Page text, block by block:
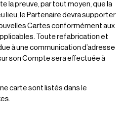
la preuve, par tout moyen, que la
lieu, le Partenaire devra supporter
Cartes conformément aux
Toute refabrication et
à une communication d’adresse
son Compte sera effectuée à
carte sont listés dans le